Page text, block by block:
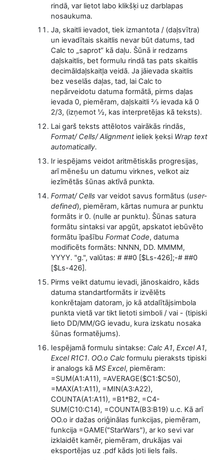
rindā, var lietot labo klikšķi uz darblapas
nosaukuma.
Ja, skaitli ievadot, tiek izmantota / (daļsvītra)
un ievadītais skaitlis nevar būt datums, tad
Calc to „saprot” kā daļu. Šūnā ir redzams
daļskaitlis, bet formulu rindā tas pats skaitlis
decimāldaļskaitļa veidā. Ja jāievada skaitlis
bez veselās daļas, tad, lai Calc to
nepārveidotu datuma formātā, pirms daļas
ievada 0, piemēram, daļskaitli 2⁄3 ievada kā 0
2/3, (izņemot ½, kas interpretējas kā teksts).
Lai garš teksts attēlotos vairākās rindās,
Format/ Cells/ Alignmentieliek ķeksi Wrap text
automatically.
Ir iespējams veidot aritmētiskās progresijas,
arī mēnešu un datumu virknes, velkot aiz
iezīmētās šūnas aktīvā punkta.
Format/ Cells var veidot savus formātus (user-
defined), piemēram, kārtas numura ar punktu
formāts ir 0. (nulle ar punktu). Šūnas satura
formātu sintaksi var apgūt, apskatot iebūvēto
formātu īpašību Format Code, datuma
modificēts formāts: NNNN, DD. MMMM,
YYYY. "g.", valūtas: # ##0 [$Ls-426];-# ##0
[$Ls-426].
Pirms veikt datumu ievadi, jānoskaidro, kāds
datuma standartformāts ir izvēlēts
konkrētajam datoram, jo kā atdalītājsimbola
punkta vietā var tikt lietoti simboli / vai - (tipiski
lieto DD/MM/GG ievadu, kura izskatu nosaka
šūnas formatējums).
Iespējamā formulu sintakse: Calc A1, Excel A1,
Excel R1C1. OO.o Calc formulu pieraksts tipiski
ir analogs kā MS Excel, piemēram:
=SUM(A1:A11), =AVERAGE($C1:$C50),
=MAX(A1:A11), =MIN(A3:A22),
COUNTA(A1:A11), =B1*B2, =C4-
SUM(C10:C14), =COUNTA(B3:B19) u.c. Kā arī
OO.o ir dažas oriģinālas funkcijas, piemēram,
funkcija =GAME("StarWars"), ar ko sevi var
izklaidēt kamēr, piemēram, drukājas vai
eksportējas uz .pdf kāds ļoti liels fails.